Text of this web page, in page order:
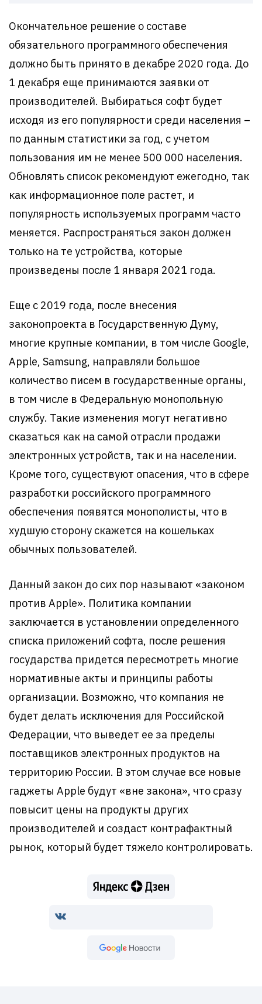
Окончательное решение о составе
обязательного программного обеспечения
должно быть принято в декабре 2020 года. До
1 декабря еще принимаются заявки от
производителей. Выбираться софт будет
исходя из его популярности среди населения –
по данным статистики за год, с учетом
пользования им не менее 500 000 населения.
Обновлять список рекомендуют ежегодно, так
как информационное поле растет, и
популярность используемых программ часто
меняется. Распространяться закон должен
только на те устройства, которые
произведены после 1 января 2021 года.
Еще с 2019 года, после внесения
законопроекта в Государственную Думу,
многие крупные компании, в том числе Google,
Аpple, Samsung, направляли большое
количество писем в государственные органы,
в том числе в Федеральную монопольную
службу. Такие изменения могут негативно
сказаться как на самой отрасли продажи
электронных устройств, так и на населении.
Кроме того, существуют опасения, что в сфере
разработки российского программного
обеспечения появятся монополисты, что в
худшую сторону скажется на кошельках
обычных пользователей.
Данный закон до сих пор называют «законом
против Аpple». Политика компании
заключается в установлении определенного
списка приложений софта, после решения
государства придется пересмотреть многие
нормативные акты и принципы работы
организации. Возможно, что компания не
будет делать исключения для Российской
Федерации, что выведет ее за пределы
поставщиков электронных продуктов на
территорию России. В этом случае все новые
гаджеты Apple будут «вне закона», что сразу
повысит цены на продукты других
производителей и создаст контрафактный
рынок, который будет тяжело контролировать.